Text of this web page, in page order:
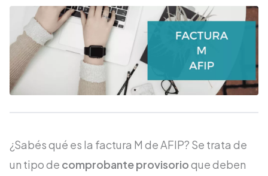
¿Sabés qué es la factura M de AFIP? Se trata de
un tipo de comprobante provisorioque deben